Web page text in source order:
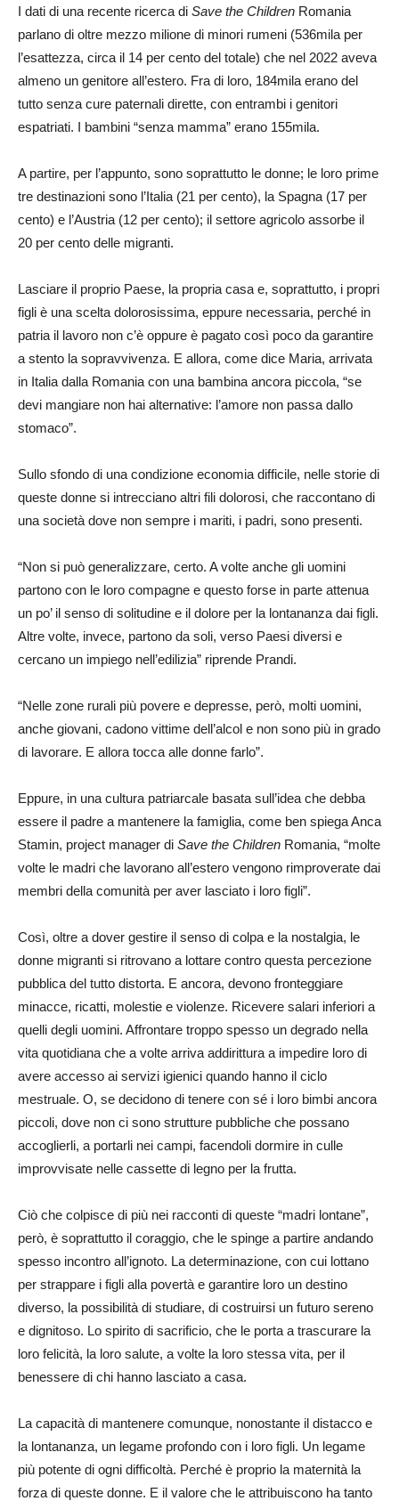
I dati di una recente ricerca di Save the Children Romania
parlano di oltre mezzo milione di minori rumeni (536mila per
l’esattezza, circa il 14 per cento del totale) che nel 2022 aveva
almeno un genitore all’estero. Fra di loro, 184mila erano del
tutto senza cure paternali dirette, con entrambi i genitori
espatriati. I bambini “senza mamma” erano 155mila.
A partire, per l’appunto, sono soprattutto le donne; le loro prime
tre destinazioni sono l’Italia (21 per cento), la Spagna (17 per
cento) e l’Austria (12 per cento); il settore agricolo assorbe il
20 per cento delle migranti.
Lasciare il proprio Paese, la propria casa e, soprattutto, i propri
figli è una scelta dolorosissima, eppure necessaria, perché in
patria il lavoro non c’è oppure è pagato così poco da garantire
a stento la sopravvivenza. E allora, come dice Maria, arrivata
in Italia dalla Romania con una bambina ancora piccola, “se
devi mangiare non hai alternative: l’amore non passa dallo
stomaco”.
Sullo sfondo di una condizione economia difficile, nelle storie di
queste donne si intrecciano altri fili dolorosi, che raccontano di
una società dove non sempre i mariti, i padri, sono presenti.
“Non si può generalizzare, certo. A volte anche gli uomini
partono con le loro compagne e questo forse in parte attenua
un po’ il senso di solitudine e il dolore per la lontananza dai figli.
Altre volte, invece, partono da soli, verso Paesi diversi e
cercano un impiego nell’edilizia” riprende Prandi.
“Nelle zone rurali più povere e depresse, però, molti uomini,
anche giovani, cadono vittime dell’alcol e non sono più in grado
di lavorare. E allora tocca alle donne farlo”.
Eppure, in una cultura patriarcale basata sull’idea che debba
essere il padre a mantenere la famiglia, come ben spiega Anca
Stamin, project manager di Save the Children Romania, “molte
volte le madri che lavorano all’estero vengono rimproverate dai
membri della comunità per aver lasciato i loro figli”.
Così, oltre a dover gestire il senso di colpa e la nostalgia, le
donne migranti si ritrovano a lottare contro questa percezione
pubblica del tutto distorta. E ancora, devono fronteggiare
minacce, ricatti, molestie e violenze. Ricevere salari inferiori a
quelli degli uomini. Affrontare troppo spesso un degrado nella
vita quotidiana che a volte arriva addirittura a impedire loro di
avere accesso ai servizi igienici quando hanno il ciclo
mestruale. O, se decidono di tenere con sé i loro bimbi ancora
piccoli, dove non ci sono strutture pubbliche che possano
accoglierli, a portarli nei campi, facendoli dormire in culle
improvvisate nelle cassette di legno per la frutta.
Ciò che colpisce di più nei racconti di queste “madri lontane”,
però, è soprattutto il coraggio, che le spinge a partire andando
spesso incontro all’ignoto. La determinazione, con cui lottano
per strappare i figli alla povertà e garantire loro un destino
diverso, la possibilità di studiare, di costruirsi un futuro sereno
e dignitoso. Lo spirito di sacrificio, che le porta a trascurare la
loro felicità, la loro salute, a volte la loro stessa vita, per il
benessere di chi hanno lasciato a casa.
La capacità di mantenere comunque, nonostante il distacco e
la lontananza, un legame profondo con i loro figli. Un legame
più potente di ogni difficoltà. Perché è proprio la maternità la
forza di queste donne. E il valore che le attribuiscono ha tanto